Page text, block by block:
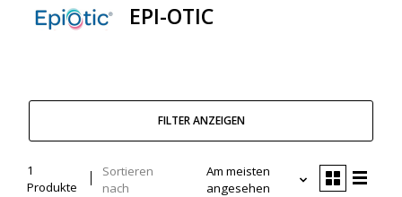
EPI-OTIC
FILTER ANZEIGEN
1
Produkte
Sortieren
nach
Am meisten
angesehen